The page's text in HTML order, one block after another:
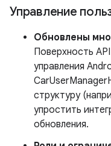
Управление
Обновлены
Поверхность
управления
структуру
упростить
обновления.